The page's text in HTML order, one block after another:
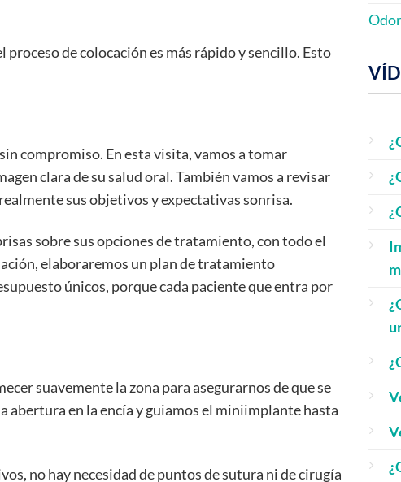
de colocación es más rápido y sencillo. Esto
compromiso. En esta visita, vamos a tomar
clara de su salud oral. También vamos a revisar
sus objetivos y expectativas sonrisa.
sobre sus opciones de tratamiento, con todo el
elaboraremos un plan de tratamiento
únicos, porque cada paciente que entra por
suavemente la zona para asegurarnos de que se
abertura en la encía y guiamos el miniimplante hasta
no hay necesidad de puntos de sutura ni de cirugía